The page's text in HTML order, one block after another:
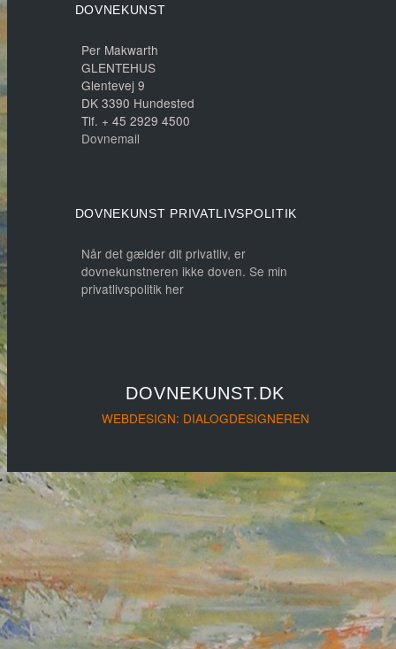
DOVNEKUNST
Per Makwarth
GLENTEHUS
Glentevej 9
DK 3390 Hundested
Tlf. + 45 2929 4500
Dovnemail
DOVNEKUNST PRIVATLIVSPOLITIK
Når det gælder dit privatliv, er
dovnekunstneren ikke doven. Se min
privatlivspolitik her
DOVNEKUNST.DK
WEBDESIGN: DIALOGDESIGNEREN